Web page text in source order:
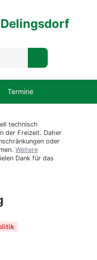
Termine
technisch
der Freizeit. Daher
oder
Weitere
Dank für das